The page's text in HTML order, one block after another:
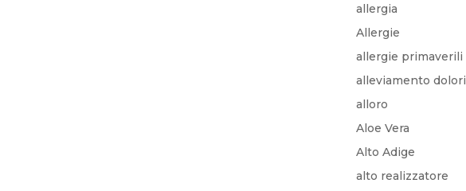
allergia
Allergie
allergie primaverili
alleviamento dolori
alloro
Aloe Vera
Alto Adige
alto realizzatore